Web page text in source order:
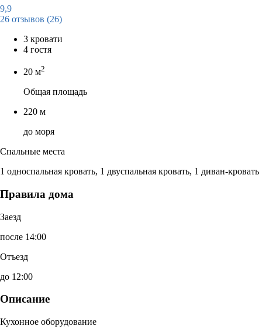
9,9
26 отзывов (26)
3 кровати
4 гостя
20 м2
Общая площадь
220 м
до моря
Спальные места
1 односпальная кровать, 1 двуспальная кровать, 1 диван-кровать
Правила дома
Заезд
после 14:00
Отъезд
до 12:00
Описание
Кухонное оборудование